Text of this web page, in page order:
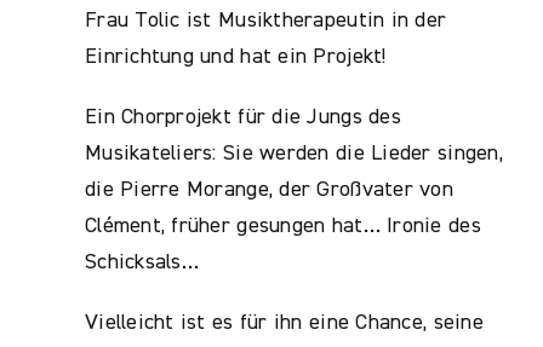
Frau Tolic ist Musiktherapeutin in der
Einrichtung und hat ein Projekt!
Ein Chorprojekt für die Jungs des
Musikateliers: Sie werden die Lieder singen,
die Pierre Morange, der Großvater von
Clément, früher gesungen hat… Ironie des
Schicksals…
Vielleicht ist es für ihn eine Chance, seine